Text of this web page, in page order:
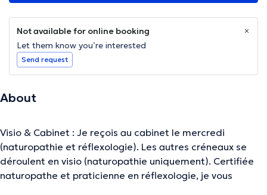
Not available for online booking
Let them know you’re interested
Send request
About
Visio & Cabinet : Je reçois au cabinet le mercredi
(naturopathie et réflexologie). Les autres créneaux se
déroulent en visio (naturopathie uniquement). Certifiée
naturopathe et praticienne en réflexologie, je vous